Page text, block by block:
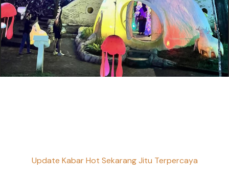
Update Kabar Hot Sekarang Jitu Terpercaya